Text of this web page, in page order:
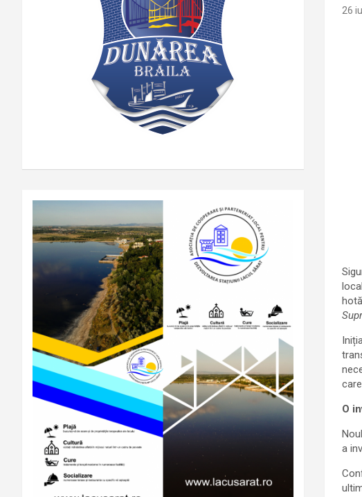
26
O
a